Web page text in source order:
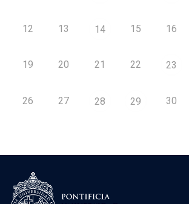
12 13 14 15 16
19 20 21 22 23
26 27 28 29 30